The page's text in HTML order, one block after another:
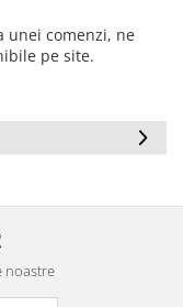
unei comenzi, ne
pe site.
noastre